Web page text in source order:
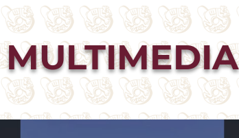
MULTIMEDIA